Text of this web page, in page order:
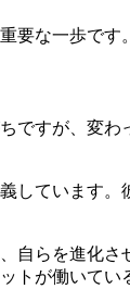
要な一歩です。
ですが、変わ
しています。
自らを進化さ
トが働いてい